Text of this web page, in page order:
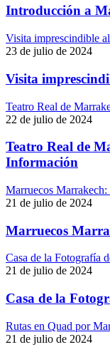
Introducción a
Visita imprescindible
23 de julio de 2024
Visita
Teatro Real de
22 de julio de 2024
Teatro Real de
Información
Marruecos
21 de julio de 2024
Marruecos
Casa de la Fotografía
21 de julio de 2024
Casa de la
Rutas en Quad por
21 de julio de 2024